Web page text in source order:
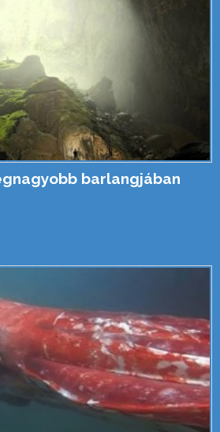
barlangjában